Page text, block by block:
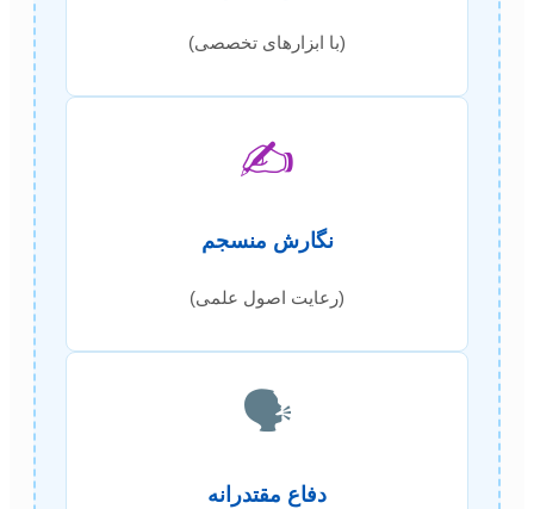
(با ابزارهای تخصصی)
✍️
نگارش منسجم
(رعایت اصول علمی)
🗣️
دفاع مقتدرانه